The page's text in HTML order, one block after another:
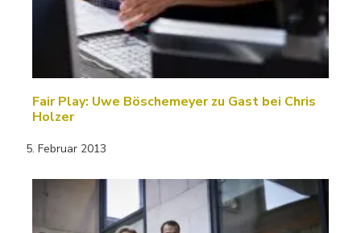
Fair Play: Uwe Böschemeyer zu Gast bei Chris
Holzer
5. Februar 2013